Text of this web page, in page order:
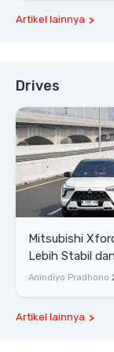
Artikel lainnya
Drives
Mitsubishi
Lebih Stabil
Senyap
Anindiyo Pradhono
Artikel lainnya